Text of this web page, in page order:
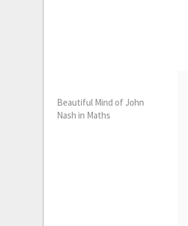
Beautiful Mind of John
Nash in Maths